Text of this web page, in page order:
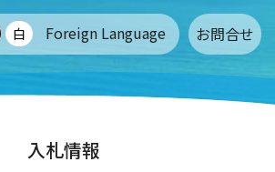
白 Foreign Language お問合せ
入札情報